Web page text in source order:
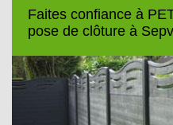
Faites confiance à
pose de clôture à